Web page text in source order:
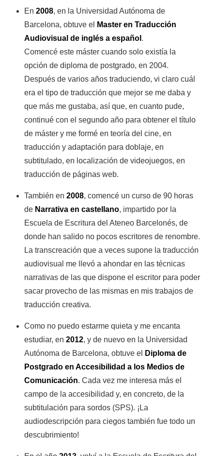
En 2008, en la Universidad Autónoma de
Barcelona, obtuve el
Master en Traducción
Audiovisual de inglés a español .
Comencé este máster cuando solo existía la
opción de diploma de postgrado, en 2004.
Después de varios años traduciendo, vi claro cuál
era el tipo de traducción que mejor se me daba y
que más me gustaba, así que, en cuanto pude,
continué con el segundo año para obtener el título
de máster y me formé en teoría del cine, en
traducción y adaptación para doblaje, en
subtitulado, en localización de videojuegos, en
traducción de páginas web.
También en 2008, comencé un curso de 90 horas
de Narrativa en castellano, impartido por la
Escuela de Escritura del Ateneo Barcelonés, de
donde han salido no pocos escritores de renombre.
La transcreación que a veces supone la traducción
audiovisual me llevó a ahondar en las técnicas
narrativas de las que dispone el escritor para poder
sacar provecho de las mismas en mis trabajos de
traducción creativa.
Como no puedo estarme quieta y me encanta
estudiar, en 2012, y de nuevo en la Universidad
Autónoma de Barcelona, obtuve el
Diploma de
Postgrado en Accesibilidad a los Medios de
Comunicación. Cada vez me interesa más el
campo de la accesibilidad y, en concreto, de la
subtitulación para sordos (SPS). ¡La
audiodescripción para ciegos también fue todo un
descubrimiento!